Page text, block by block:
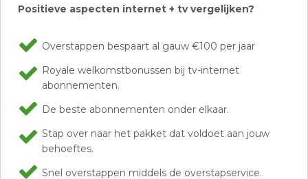
Positieve aspecten internet + tv vergelijken?
Overstappen bespaart al gauw €100 per jaar
Royale welkomstbonussen bij tv-internet
abonnementen.
De beste abonnementen onder elkaar.
Stap over naar het pakket dat voldoet aan jouw
behoeftes.
Snel overstappen middels de overstapservice.